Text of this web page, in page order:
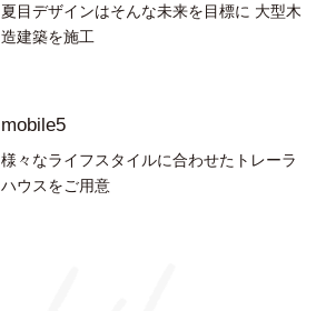
夏目デザインはそんな未来を目標に 大型木
造建築を施工
mobile5
様々なライフスタイルに合わせたトレーラ
ハウスをご用意